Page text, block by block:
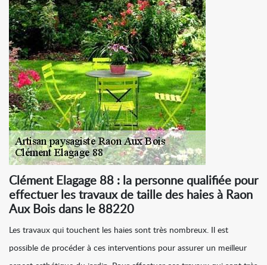
Clément Elagage 88 : la personne qualifiée pour
effectuer les travaux de taille des haies à Raon
Aux Bois dans le 88220
Les travaux qui touchent les haies sont très nombreux. Il est
possible de procéder à ces interventions pour assurer un meilleur